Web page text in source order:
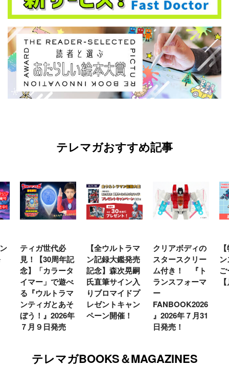
テレマガおすすめ記事
ティガ世代必
見！【30周年記
念】「カラータ
イマー」で遊べ
る『ウルトラマ
ンティガとあそ
ぼう！』2026年
７月９日発売
【全ウルトラマ
ン記録大鑑発売
記念】森次晃嗣
氏直筆サイン入
りブロマイドプ
レゼントキャン
ペーン開催！
クリアボディの
スタースクリー
ム付き！ 『ト
ランスフォーマ
ー
FANBOOK2026
』2026年７月31
日発売！
テレマガBOOKS＆MAGAZINES